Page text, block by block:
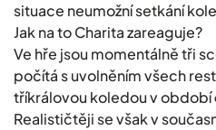
situace neumožní setkání
Jak na to Charita zareaguje?
Ve hře jsou momentálně tři
počítá s uvolněním všech
tříkrálovou koledou v období
Realističtěji se však v